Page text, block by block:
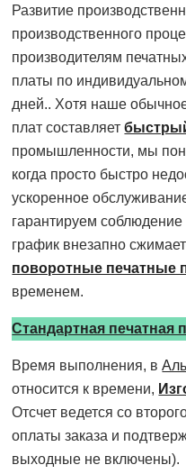
Развитие
производственного
производителям
платы по
дней.. Хотя наше
плат составляет
промышленности, мы
когда просто быстро
ускоренное
гарантируем
график внезапно
поворотные печатные
временем.
Стандартная печатная
Время выполнения, в
относится к времени,
Отсчет ведется со
оплаты заказа и
выходные не включены).